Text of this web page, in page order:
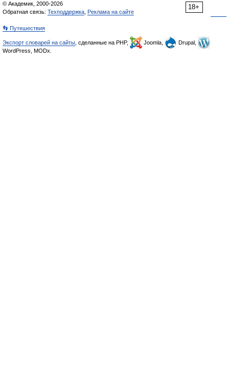
18+
© Академик, 2000-2026
Обратная связь: Техподдержка Реклама на сайте
👣 Путешествия
Экспорт словарей на сайты , сделанные на PHP, Joomla,
Drupal,
WordPress, MODx.